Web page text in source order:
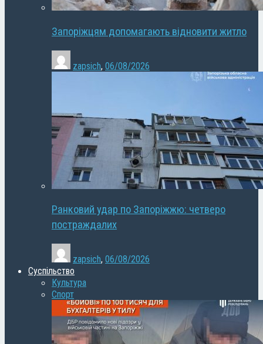
Запоріжцям допомагають відновити житло
zapsich, 06/08/2026
Ранковий удар по Запоріжжю: четверо
постраждалих
zapsich, 06/08/2026
Суспільство
Культура
Спорт